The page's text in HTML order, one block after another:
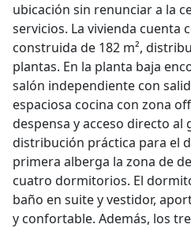
ubicación sin renunciar a la
servicios. La vivienda cuenta
construida de 182 m²,
plantas. En la planta baja
salón independiente con
espaciosa cocina con zona
despensa y acceso directo al
distribución práctica para el
primera alberga la zona de
cuatro dormitorios. El
baño en suite y vestidor,
y confortable. Además, los